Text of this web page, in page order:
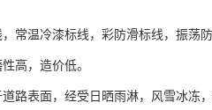
常温冷漆标线，彩防滑标线，振荡
高，造价低。
路表面，经受日晒雨淋，风雪冰冻